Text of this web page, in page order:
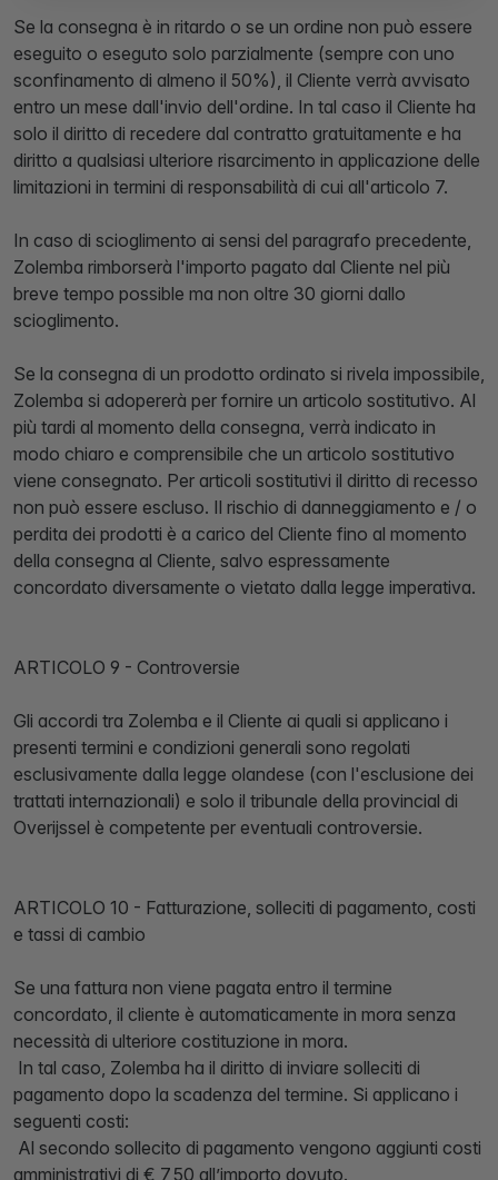
Se la consegna è in ritardo o se un ordine non può essere
eseguito o eseguto solo parzialmente (sempre con uno
sconfinamento di almeno il 50%), il Cliente verrà avvisato
entro un mese dall'invio dell'ordine. In tal caso il Cliente ha
solo il diritto di recedere dal contratto gratuitamente e ha
diritto a qualsiasi ulteriore risarcimento in applicazione delle
limitazioni in termini di responsabilità di cui all'articolo 7.
In caso di scioglimento ai sensi del paragrafo precedente,
Zolemba rimborserà l'importo pagato dal Cliente nel più
breve tempo possible ma non oltre 30 giorni dallo
scioglimento.
Se la consegna di un prodotto ordinato si rivela impossibile,
Zolemba si adopererà per fornire un articolo sostitutivo. Al
più tardi al momento della consegna, verrà indicato in
modo chiaro e comprensibile che un articolo sostitutivo
viene consegnato. Per articoli sostitutivi il diritto di recesso
non può essere escluso. Il rischio di danneggiamento e / o
perdita dei prodotti è a carico del Cliente fino al momento
della consegna al Cliente, salvo espressamente
concordato diversamente o vietato dalla legge imperativa.
ARTICOLO 9 - Controversie
Gli accordi tra Zolemba e il Cliente ai quali si applicano i
presenti termini e condizioni generali sono regolati
esclusivamente dalla legge olandese (con l'esclusione dei
trattati internazionali) e solo il tribunale della provincial di
Overijssel è competente per eventuali controversie.
ARTICOLO 10 - Fatturazione, solleciti di pagamento, costi
e tassi di cambio
Se una fattura non viene pagata entro il termine
concordato, il cliente è automaticamente in mora senza
necessità di ulteriore costituzione in mora.
In tal caso, Zolemba ha il diritto di inviare solleciti di
pagamento dopo la scadenza del termine. Si applicano i
seguenti costi:
Al secondo sollecito di pagamento vengono aggiunti costi
amministrativi di € 7,50 all’importo dovuto.